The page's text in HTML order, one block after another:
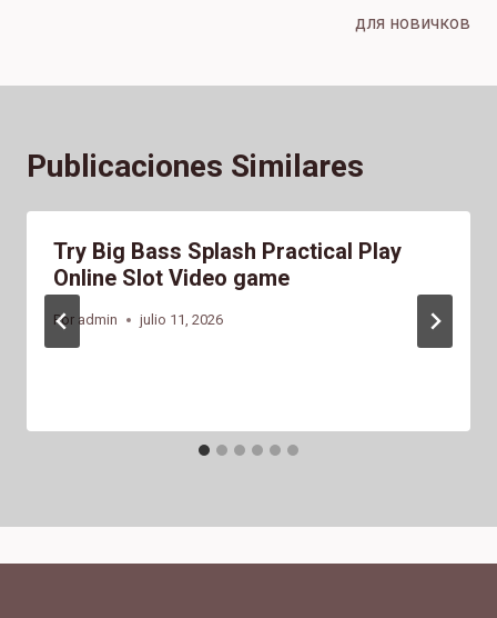
для новичков
Publicaciones Similares
Try Big Bass Splash Practical Play
Online Slot Video game
Por admin julio 11, 2026